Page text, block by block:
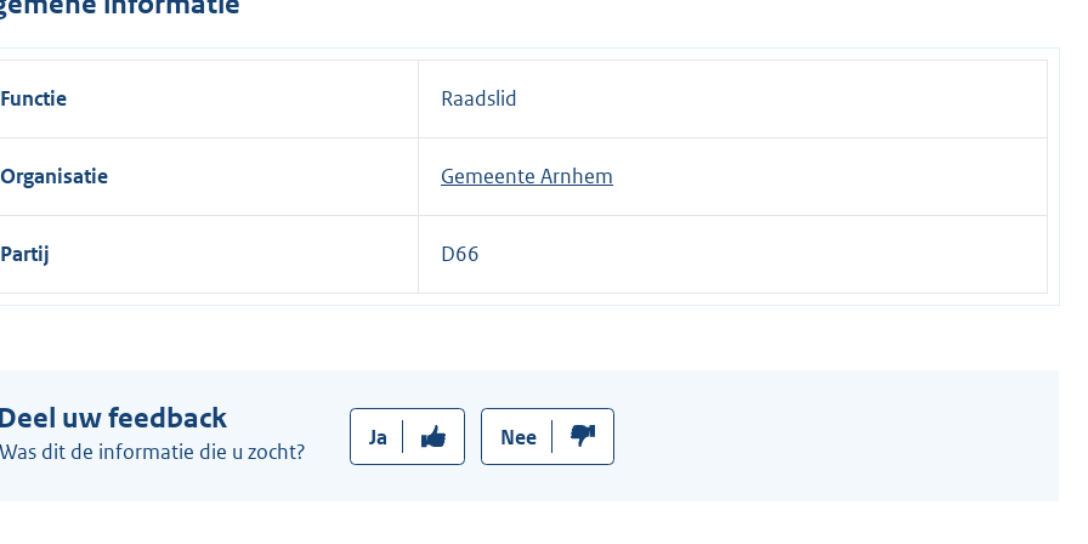
e
n
:
Functie Raadslid
Organisatie Gemeente Arnhem
Partij D66
uw feedback
Was dit de informatie die u zocht?
Ja Nee